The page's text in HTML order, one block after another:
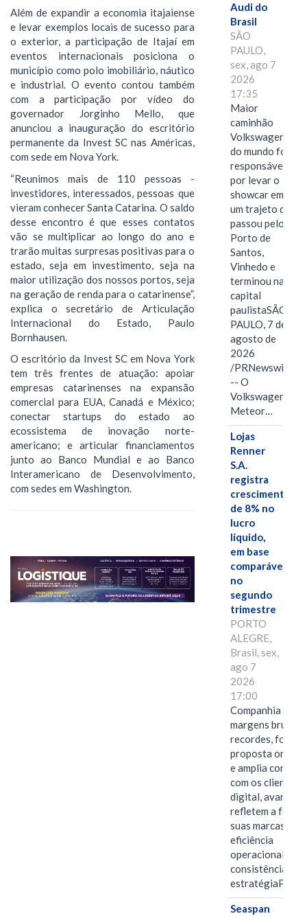
Além de expandir a economia itajaiense
e levar exemplos locais de sucesso para
o exterior, a participação de Itajaí em
eventos internacionais posiciona o
município como polo imobiliário, náutico
e industrial. O evento contou também
com a participação por vídeo do
governador Jorginho Mello, que
anunciou a inauguração do escritório
permanente da Invest SC nas Américas,
com sede em Nova York.
“Reunimos mais de 110 pessoas -
investidores, interessados, pessoas que
vieram conhecer Santa Catarina. O saldo
desse encontro é que esses contatos
vão se multiplicar ao longo do ano e
trarão muitas surpresas positivas para o
estado, seja em investimento, seja na
maior utilização dos nossos portos, seja
na geração de renda para o catarinense”,
explica o secretário de Articulação
Internacional do Estado, Paulo
Bornhausen.
O escritório da Invest SC em Nova York
tem três frentes de atuação: apoiar
empresas catarinenses na expansão
comercial para EUA, Canadá e México;
conectar startups do estado ao
ecossistema de inovação norte-
americano; e articular financiamentos
junto ao Banco Mundial e ao Banco
Interamericano de Desenvolvimento,
com sedes em Washington.
Audi do
Brasil
SÃO
PAULO,
sex, ago 7
2026
17:35
Maior
caminhão
Volkswagen
do mundo foi
responsável
por levar o
showcar em
um trajeto que
passou pelo
Porto de
Santos,
Vinhedo e
terminou na
capital
paulistaSÃO
PAULO, 7 de
agosto de
2026
/PRNewswire/
-- O
Volkswagen
Meteor…
Lojas
Renner
S.A.
registra
crescimento
de 8% no
lucro
líquido,
em base
comparável,
no
segundo
trimestre
PORTO
ALEGRE,
Brasil, sex,
ago 7
2026
17:00
Companhia
margens brutas
recordes,
proposta
e amplia
com os clientes
digital, avanços
refletem a força
suas marcas, a
eficiência
operacional e a
consistência de
Seaspan